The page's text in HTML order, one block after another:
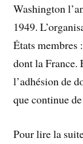
Washington
1949.
États membres
dont la France.
l’adhésion de
que continue
Pour lire la